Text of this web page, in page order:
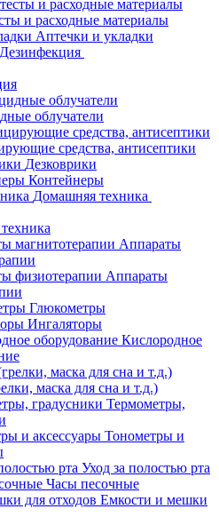
и расходные материалы
Аптечки и укладки
Дезинфекция
облучатели
средства, антисептики
Дезковрики
Контейнеры
Домашняя техника
Аппараты
Аппараты
Глюкометры
Ингаляторы
Кислородное
маска для сна и т.д.)
Термометры,
Тонометры и
Уход за полостью рта
Часы песочные
Емкости и мешки